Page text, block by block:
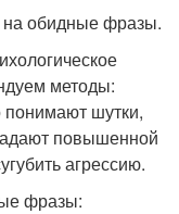
на обидные фразы.
методы:
понимают шутки,
повышенной
агрессию.
фразы: